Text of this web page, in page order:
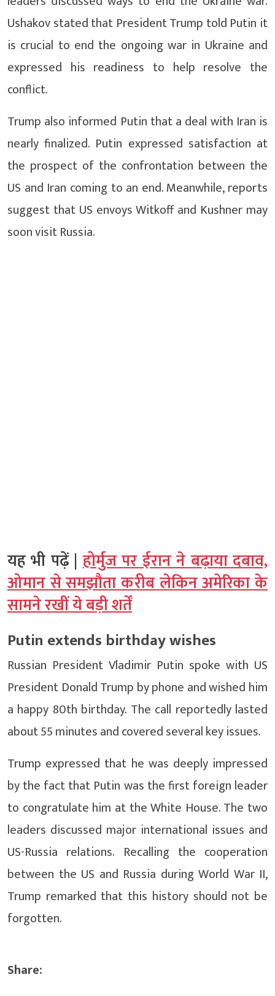
Ushakov stated that President Trump told Putin it
is crucial to end the ongoing war in Ukraine and
expressed his readiness to help resolve the
conflict.
Trump also informed Putin that a deal with Iran is
nearly finalized. Putin expressed satisfaction at
the prospect of the confrontation between the
US and Iran coming to an end. Meanwhile, reports
suggest that US envoys Witkoff and Kushner may
soon visit Russia.
यह भी पढ़ें |होर्मुज पर ईरान ने बढ़ाया दबाव,
ओमान से समझौता करीब लेकिन अमेरिका के
सामने रखीं ये बड़ी शर्तें
Putin extends birthday wishes
Russian President Vladimir Putin spoke with US
President Donald Trump by phone and wished him
a happy 80th birthday. The call reportedly lasted
about 55 minutes and covered several key issues.
Trump expressed that he was deeply impressed
by the fact that Putin was the first foreign leader
to congratulate him at the White House. The two
leaders discussed major international issues and
US-Russia relations. Recalling the cooperation
between the US and Russia during World War II,
Trump remarked that this history should not be
forgotten.
Share: